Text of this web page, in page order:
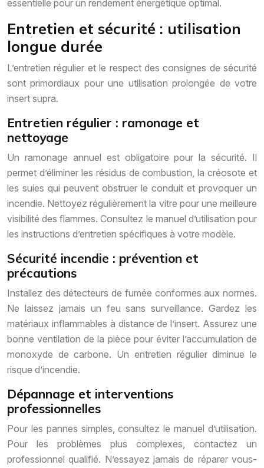
essentielle pour un rendement énergétique optimal.
Entretien et sécurité : utilisation
longue durée
L’entretien régulier et le respect des consignes de sécurité
sont primordiaux pour une utilisation prolongée de votre
insert supra.
Entretien régulier : ramonage et
nettoyage
Un ramonage annuel est obligatoire pour la sécurité. Il
permet d’éliminer les résidus de combustion, la créosote et
les suies qui peuvent obstruer le conduit et provoquer un
incendie. Nettoyez régulièrement la vitre pour une meilleure
visibilité des flammes. Consultez le manuel d’utilisation pour
les instructions d’entretien spécifiques à votre modèle.
Sécurité incendie : prévention et
précautions
Installez des détecteurs de fumée conformes aux normes.
Ne laissez jamais un feu sans surveillance. Gardez les
matériaux inflammables à distance de l’insert. Assurez une
bonne ventilation de la pièce pour éviter l’accumulation de
monoxyde de carbone. Un entretien régulier diminue le
risque d’incendie.
Dépannage et interventions
professionnelles
Pour les pannes simples, consultez le manuel d’utilisation.
Pour les problèmes plus complexes, contactez un
professionnel qualifié. N’essayez jamais de réparer vous-